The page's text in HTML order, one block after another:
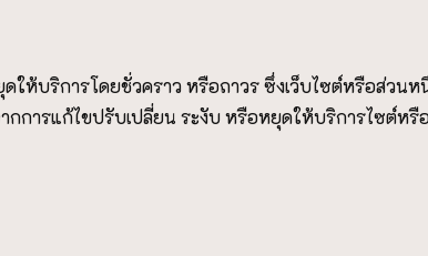
ห้บริการโดยชั่วคราว หรือถาวร ซึ่งเว็บไซต์หรือส่วนห
กการแก้ไขปรับเปลี่ยน ระงับ หรือหยุดให้บริการไซต์หรื